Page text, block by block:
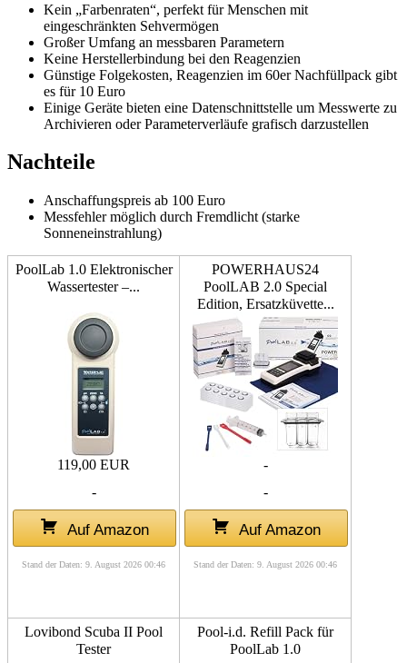
Kein „Farbenraten“, perfekt für Menschen mit
eingeschränkten Sehvermögen
Großer Umfang an messbaren Parametern
Keine Herstellerbindung bei den Reagenzien
Günstige Folgekosten, Reagenzien im 60er Nachfüllpack gibt
es für 10 Euro
Einige Geräte bieten eine Datenschnittstelle um Messwerte zu
Archivieren oder Parameterverläufe grafisch darzustellen
Nachteile
Anschaffungspreis ab 100 Euro
Messfehler möglich durch Fremdlicht (starke
Sonneneinstrahlung)
PoolLab 1.0 Elektronischer
Wassertester –...
119,00 EUR
-
Auf Amazon
Stand der Daten: 9. August 2026 00:46
POWERHAUS24
PoolLAB 2.0 Special
Edition, Ersatzküvette...
-
-
Auf Amazon
Stand der Daten: 9. August 2026 00:46
Lovibond Scuba II Pool
Tester
Pool-i.d. Refill Pack für
PoolLab 1.0